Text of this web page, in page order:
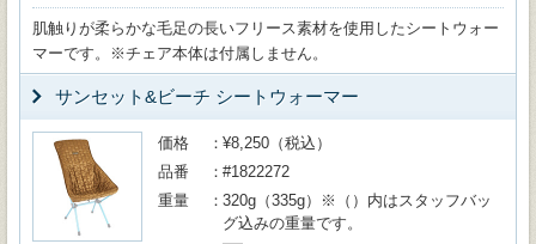
肌触りが柔らかな毛足の長いフリース素材を使用したシートウォー
マーです。※チェア本体は付属しません。
サンセット&ビーチ シートウォーマー
価格
¥8,250（税込）
品番
#1822272
重量
320g（335g）※（）内はスタッフバッ
グ込みの重量です。